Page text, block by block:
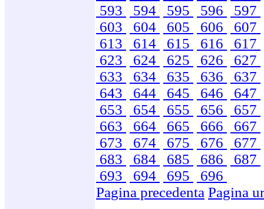
593
594 595 596
597
603
604 605 606
607
613
614 615 616
617
623
624 625 626
627
633
634 635 636
637
643
644 645 646
647
653
654 655 656
657
663
664 665 666
667
673
674 675 676
677
683
684 685 686
687
693
694 695
696
Pagina precedenta Pagina